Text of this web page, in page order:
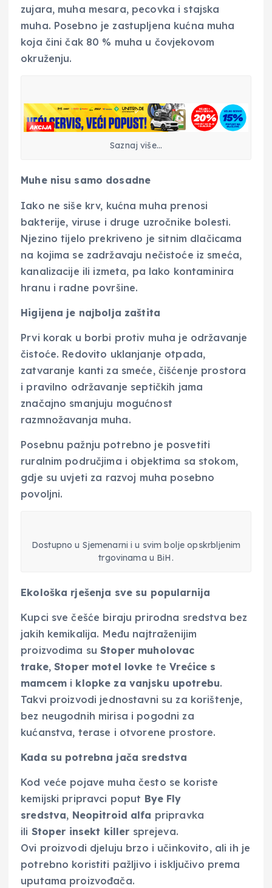
zujara, muha mesara, pecovka i stajska
muha. Posebno je zastupljena kućna muha
koja čini čak 80 % muha u čovjekovom
okruženju.
Saznaj više…
Muhe nisu samo dosadne
Iako ne siše krv, kućna muha prenosi
bakterije, viruse i druge uzročnike bolesti.
Njezino tijelo prekriveno je sitnim dlačicama
na kojima se zadržavaju nečistoće iz smeća,
kanalizacije ili izmeta, pa lako kontaminira
hranu i radne površine.
Higijena je najbolja zaštita
Prvi korak u borbi protiv muha je održavanje
čistoće. Redovito uklanjanje otpada,
zatvaranje kanti za smeće, čišćenje prostora
i pravilno održavanje septičkih jama
značajno smanjuju mogućnost
razmnožavanja muha.
Posebnu pažnju potrebno je posvetiti
ruralnim područjima i objektima sa stokom,
gdje su uvjeti za razvoj muha posebno
povoljni.
Dostupno u Sjemenarni i u svim bolje opskrbljenim
trgovinama u BiH.
Ekološka rješenja sve su popularnija
Kupci sve češće biraju prirodna sredstva bez
jakih kemikalija. Među najtraženijim
proizvodima suStoper muholovac
trake,Stoper motel lovke te Vrećice s
mamcemi klopke za vanjsku upotrebu.
Takvi proizvodi jednostavni su za korištenje,
bez neugodnih mirisa i pogodni za
kućanstva, terase i otvorene prostore.
Kada su potrebna jača sredstva
Kod veće pojave muha često se koriste
kemijski pripravci poput Bye Fly
sredstva, Neopitroid alfa pripravka
ili Stoper insekt killer sprejeva.
Ovi proizvodi djeluju brzo i učinkovito, ali ih je
potrebno koristiti pažljivo i isključivo prema
uputama proizvođača.